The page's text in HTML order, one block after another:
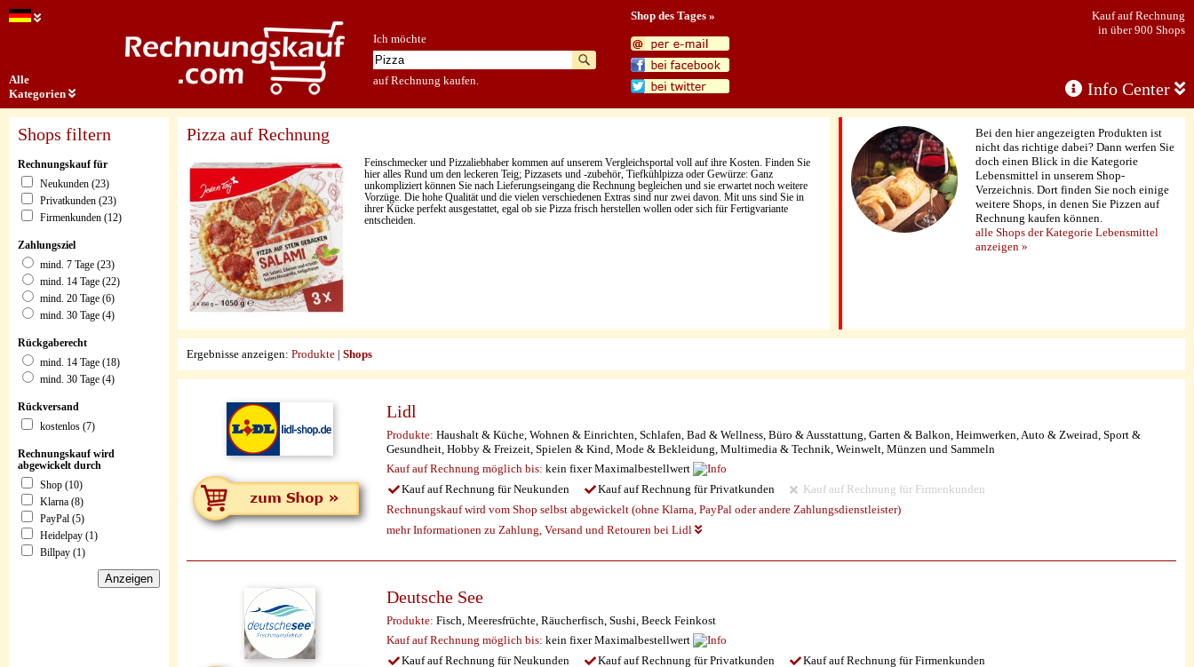
Alle
Kategorien
Ich möchte
auf Rechnung kaufen.
Shop des Tages »
Info Center
Kauf auf Rechnung
in über 900 Shops
Shops filtern
Rechnungskauf für
Neukunden (23)
Privatkunden (23)
Firmenkunden (12)
Zahlungsziel
mind. 7 Tage (23)
mind. 14 Tage (22)
mind. 20 Tage (6)
mind. 30 Tage (4)
Rückgaberecht
mind. 14 Tage (18)
mind. 30 Tage (4)
Rückversand
kostenlos (7)
Rechnungskauf wird
abgewickelt durch
Shop (10)
Klarna (8)
PayPal (5)
Heidelpay (1)
Billpay (1)
Pizza auf Rechnung
Feinschmecker und Pizzaliebhaber kommen auf unserem Vergleichsportal voll auf ihre Kosten. Finden Sie
hier alles Rund um den leckeren Teig; Pizzasets und -zubehör, Tiefkühlpizza oder Gewürze: Ganz
unkompliziert können Sie nach Lieferungseingang die Rechnung begleichen und sie erwartet noch weitere
Vorzüge. Die hohe Qualität und die vielen verschiedenen Extras sind nur zwei davon. Mit uns sind Sie in
ihrer Kücke perfekt ausgestattet, egal ob sie Pizza frisch herstellen wollen oder sich für Fertigvariante
entscheiden.
Bei den hier angezeigten Produkten ist
nicht das richtige dabei? Dann werfen Sie
doch einen Blick in die Kategorie
Lebensmittel in unserem Shop-
Verzeichnis. Dort finden Sie noch einige
weitere Shops, in denen Sie Pizzen auf
Rechnung kaufen können.
alle Shops der Kategorie Lebensmittel
anzeigen »
Ergebnisse anzeigen: Produkte | Shops
Lidl
Produkte: Haushalt & Küche, Wohnen & Einrichten, Schlafen, Bad & Wellness, Büro & Ausstattung, Garten & Balkon, Heimwerken, Auto & Zweirad, Sport &
Gesundheit, Hobby & Freizeit, Spielen & Kind, Mode & Bekleidung, Multimedia & Technik, Weinwelt, Münzen und Sammeln
Kauf auf Rechnung möglich bis: kein fixer Maximalbestellwert
Kauf auf Rechnung für Neukunden
Kauf auf Rechnung für Privatkunden
Kauf auf Rechnung für Firmenkunden
Rechnungskauf wird vom Shop selbst abgewickelt (ohne Klarna, PayPal oder andere Zahlungsdienstleister)
mehr Informationen zu Zahlung, Versand und Retouren bei Lidl
Deutsche See
Produkte: Fisch, Meeresfrüchte, Räucherfisch, Sushi, Beeck Feinkost
Kauf auf Rechnung möglich bis: kein fixer Maximalbestellwert
Kauf auf Rechnung für Neukunden
Kauf auf Rechnung für Privatkunden
Kauf auf Rechnung für Firmenkunden